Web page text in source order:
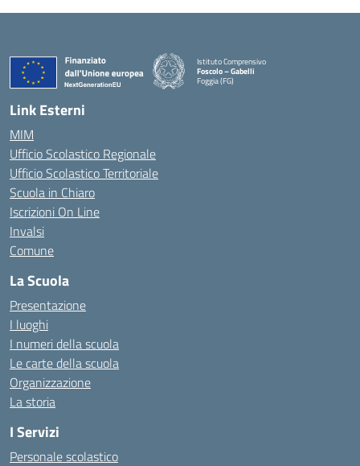
Istituto Comprensivo
Foscolo – Gabelli
Foggia (FG)
— Visita la pagina iniziale della scuola
Link Esterni
MIM
Ufficio Scolastico Regionale
Ufficio Scolastico Territoriale
Scuola in Chiaro
Iscrizioni On Line
Invalsi
Comune
La Scuola
Presentazione
I luoghi
I numeri della scuola
Le carte della scuola
Organizzazione
La storia
I Servizi
Personale scolastico